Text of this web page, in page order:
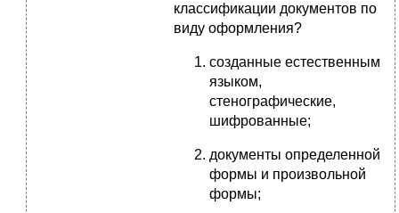
классификации документов по
виду оформления?
созданные естественным
языком,
стенографические,
шифрованные;
документы определенной
формы и произвольной
формы;